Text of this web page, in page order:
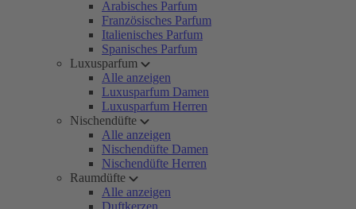
Arabisches Parfum
Französisches Parfum
Italienisches Parfum
Spanisches Parfum
Luxusparfum
Alle anzeigen
Luxusparfum Damen
Luxusparfum Herren
Nischendüfte
Alle anzeigen
Nischendüfte Damen
Nischendüfte Herren
Raumdüfte
Alle anzeigen
Duftkerzen